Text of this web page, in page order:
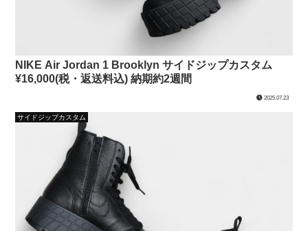
NIKE Air Jordan 1 Brooklyn サイドジップカスタム
¥16,000(税・返送料込) 納期約2週間
2025.07.23
サイドジップカスタム